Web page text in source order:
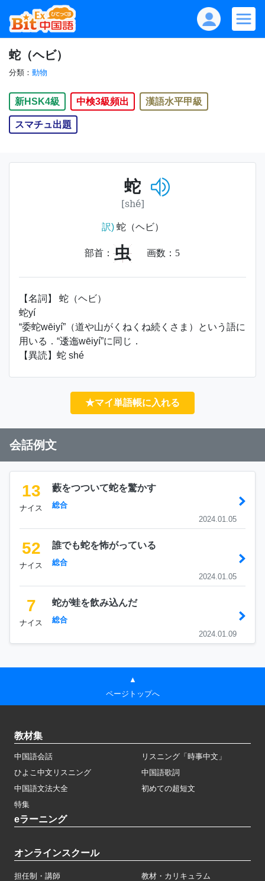
蛇（ヘビ）
分類： 動物
新HSK4級 中検3級頻出 漢語水平甲級
スマチュ出題
蛇
[shé]
訳)蛇（ヘビ）
部首： 虫 画数： 5
【名詞】 蛇（ヘビ）
蛇yí
“委蛇wēiyí”（道や山がくねくね続くさま）という語に
用いる．“逶迤wēiyí”に同じ．
【異読】蛇 shé
★マイ単語帳に入れる
会話例文
13
ナイス
藪をつついて蛇を驚かす
総合
2024.01.05
52
ナイス
誰でも蛇を怖がっている
総合
2024.01.05
7
ナイス
蛇が蛙を飲み込んだ
総合
2024.01.09
▲
ページトップへ
教材集
中国語会話
リスニング「時事中文」
ひよこ中文リスニング
中国語歌詞
中国語文法大全
初めての超短文
特集
eラーニング
オンラインスクール
担任制・講師 教材・カリキュラム